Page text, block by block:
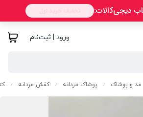
ورود | ثبت‌نام
مد و پوشاک / پوشاک مردانه / کفش مردانه /